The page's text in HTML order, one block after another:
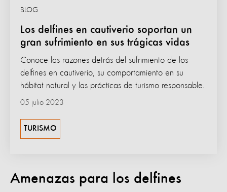
Los delfines en cautiverio soportan un
gran sufrimiento en sus trágicas vidas
BLOG
Conoce las razones detrás del sufrimiento de los
delfines en cautiverio, su comportamiento en su
hábitat natural y las prácticas de turismo responsable.
05 julio 2023
TURISMO
Amenazas para los delfines